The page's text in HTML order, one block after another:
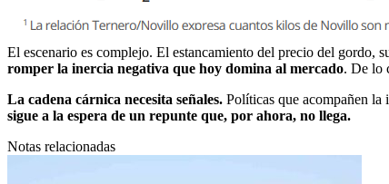
El escenario es complejo. El estancamiento del precio del gordo,
romper la inercia negativa que hoy domina al mercado. De lo
La cadena cárnica necesita señales. Políticas que acompañen
sigue a la espera de un repunte que, por ahora, no llega.
Notas relacionadas